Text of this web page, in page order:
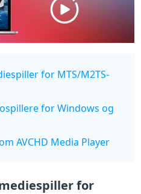
for MTS/M2TS-
for Windows og
AVCHD Media Player
mediespiller for